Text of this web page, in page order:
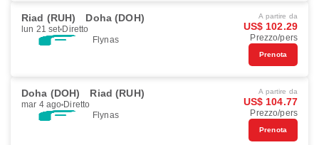
Riad (RUH) Doha (DOH)
lun 21 set Diretto
Flynas
A partire da
US$ 102.29
Prezzo/pers
Prenota
Doha (DOH) Riad (RUH)
mar 4 ago Diretto
Flynas
A partire da
US$ 104.77
Prezzo/pers
Prenota